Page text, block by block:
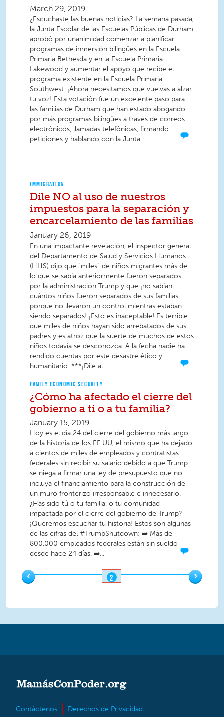
March 29, 2019
¿Escuchaste las buenas noticias? La semana pasada,
la Junta Escolar de las Escuelas Públicas de Durham
aprobó por unanimidad comenzar a planificar
programas de inmersión bilingües en la Escuela
Primaria Bethesda y en la Escuela Primaria
Lakewood y aumentar el apoyo que recibe el
programa existente en la Escuela Primaria
Southwest. ¡Ahora necesitamos que vuelvas a alzar
tu voz! Esta votación fue un excelente paso para
las familias de Durham que han estado abogando
por más programas bilingües a través de correos
electrónicos, llamadas telefónicas, firmando
peticiones y hablando con la Junta...
IMMIGRATION
Dile NO al uso de nuestros
impuestos para la separación y
encarcelamiento de las familias
January 26, 2019
En una impactante revelación, el inspector general
del Departamento de Salud y Servicios Humanos
(HHS) dijo que “miles” de niños migrantes más de
lo que se sabía anteriormente fueron separados
por la administración Trump y que ¡no sabían
cuántos niños fueron separados de sus familias
porque no llevaron un control mientras estaban
siendo separados! ¡Esto es inaceptable! Es terrible
que miles de niños hayan sido arrebatados de sus
padres y es atroz que la suerte de muchos de estos
niños todavía se desconozca. A la fecha nadie ha
rendido cuentas por este desastre ético y
humanitario. ***¡Dile al...
FAMILY ECONOMIC SECURITY
¿Cómo ha afectado el cierre del
gobierno a ti o a tu familia?
January 15, 2019
Hoy es el día 24 del cierre del gobierno más largo
de la historia de los EE.UU, el mismo que ha dejado
a cientos de miles de empleados y contratistas
federales sin recibir su salario debido a que Trump
se niega a firmar una ley de presupuesto que no
incluya el financiamiento para la construcción de
un muro fronterizo irresponsable e innecesario.
¿Has sido tú o tu familia, o tu comunidad
impactada por el cierre del gobierno de Trump?
¡Queremos escuchar tu historia! Estos son algunas
de las cifras del #TrumpShutdown: ➡️ Más de
800,000 empleados federales están sin sueldo
desde hace 24 días. ➡️...
‹
2
›
Contáctenos
Derechos de Privacidad